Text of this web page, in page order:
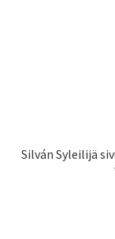
Silván Syleilijä